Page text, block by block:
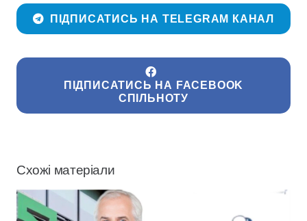
ПІДПИСАТИСЬ НА TELEGRAM КАНАЛ
ПІДПИСАТИСЬ НА FACEBOOK
СПІЛЬНОТУ
Схожі матеріали